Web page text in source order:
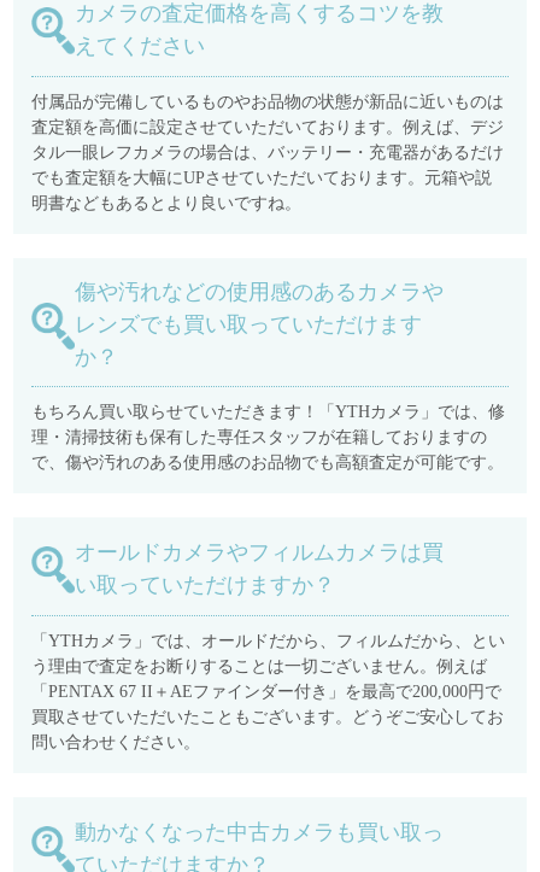
カメラの査定価格を高くするコツを教
えてください
付属品が完備しているものやお品物の状態が新品に近いものは
査定額を高価に設定させていただいております。例えば、デジ
タル一眼レフカメラの場合は、バッテリー・充電器があるだけ
でも査定額を大幅にUPさせていただいております。元箱や説
明書などもあるとより良いですね。
傷や汚れなどの使用感のあるカメラや
レンズでも買い取っていただけます
か？
もちろん買い取らせていただきます！「YTHカメラ」では、修
理・清掃技術も保有した専任スタッフが在籍しておりますの
で、傷や汚れのある使用感のお品物でも高額査定が可能です。
オールドカメラやフィルムカメラは買
い取っていただけますか？
「YTHカメラ」では、オールドだから、フィルムだから、とい
う理由で査定をお断りすることは一切ございません。例えば
「PENTAX 67 II＋AEファインダー付き」を最高で200,000円で
買取させていただいたこともございます。どうぞご安心してお
問い合わせください。
動かなくなった中古カメラも買い取っ
ていただけますか？